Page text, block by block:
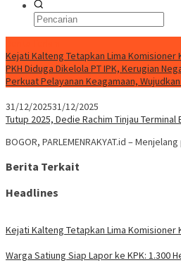
Kejati Kalteng Tetapkan Lima Komisioner
PKH Diduga Dikelola PT IPK, Kerugian
Perkuat Pelayanan Keagamaan,
31/12/202531/12/2025
Tutup 2025, Dedie Rachim Tinjau
BOGOR, PARLEMENRAKYAT.id –
Berita Terkait
Headlines
Kejati Kalteng Tetapkan Lima Komisioner
Warga Satiung Siap Lapor ke KPK: 1.300